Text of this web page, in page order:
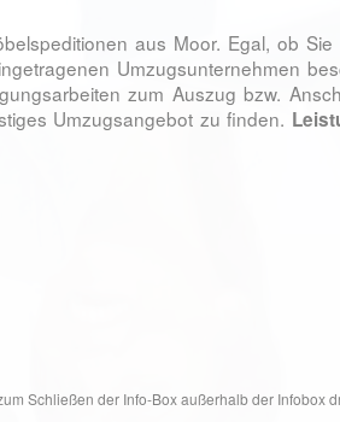
aus Moor. Egal, ob
Umzugsunternehmen
zum Auszug bzw.
Umzugsangebot zu finden.
Schließen der Info-Box außerhalb der Infobox